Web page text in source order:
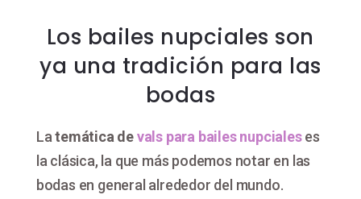
Los bailes nupciales son
ya una tradición para las
bodas
Latemática devals para bailes nupcialeses
la clásica, la que más podemos notar en las
bodas en general alrededor del mundo.